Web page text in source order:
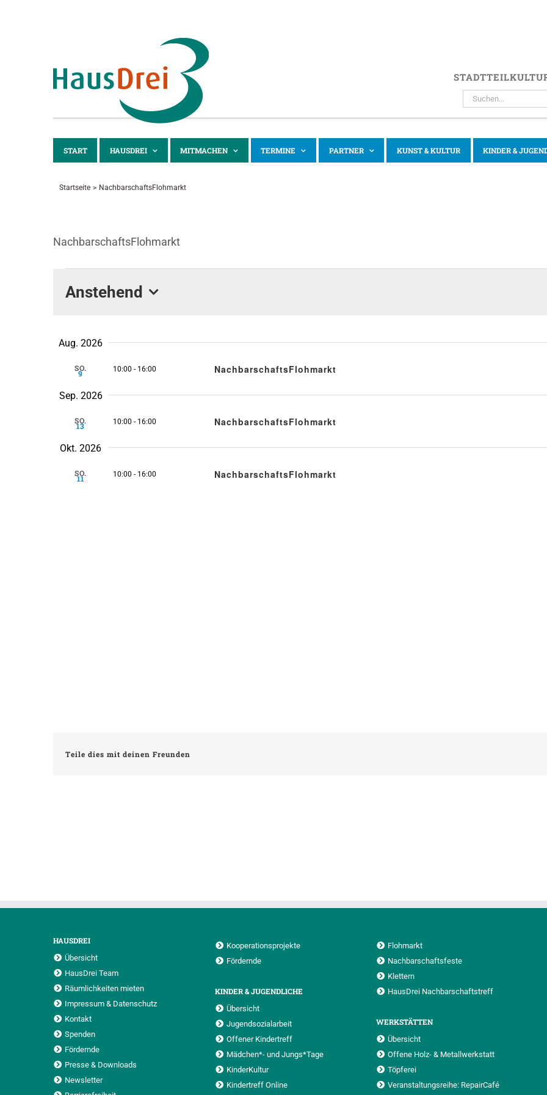
SUCHE
NACH:
START HAUSDREI MITMACHEN TERMINE PARTNER KUNST & KULTUR KINDER &
Startseite NachbarschaftsFlohmarkt
NachbarschaftsFlohmarkt
Termine
Anstehend
Aug. 2026
SO.
9 10:00 - 16:00 NachbarschaftsFlohmarkt
Sep. 2026
SO.
13 10:00 - 16:00 NachbarschaftsFlohmarkt
Okt. 2026
SO.
11 10:00 - 16:00 NachbarschaftsFlohmarkt
Teile dies mit deinen Freunden
HAUSDREI
Übersicht
HausDrei Team
Räumlichkeiten mieten
Impressum & Datenschutz
Kontakt
Spenden
Fördernde
Presse & Downloads
Newsletter
Kooperationsprojekte
Fördernde
KINDER & JUGENDLICHE
Übersicht
Jugendsozialarbeit
Offener Kindertreff
Mädchen*- und Jungs*Tage
KinderKultur
Kindertreff Online
Flohmarkt
Nachbarschaftsfeste
Klettern
HausDrei Nachbarschaftstreff
WERKSTÄTTEN
Übersicht
Offene Holz- & Metallwerkstatt
Töpferei
Veranstaltungsreihe: RepairCafé